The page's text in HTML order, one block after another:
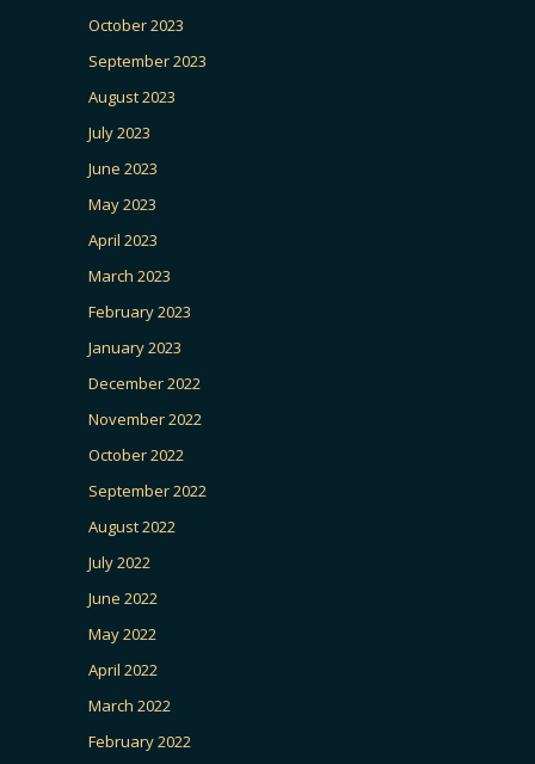
October 2023
September 2023
August 2023
July 2023
June 2023
May 2023
April 2023
March 2023
February 2023
January 2023
December 2022
November 2022
October 2022
September 2022
August 2022
July 2022
June 2022
May 2022
April 2022
March 2022
February 2022